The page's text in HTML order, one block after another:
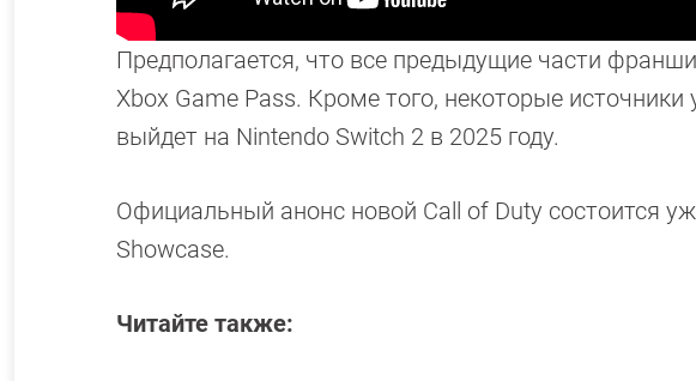
Предполагается, что все предыдущие части
Xbox Game Pass. Кроме того, некоторые
выйдет на Nintendo Switch 2 в 2025 году.
Официальный анонс новой Call of Duty состоится
Showcase.
Читайте также: